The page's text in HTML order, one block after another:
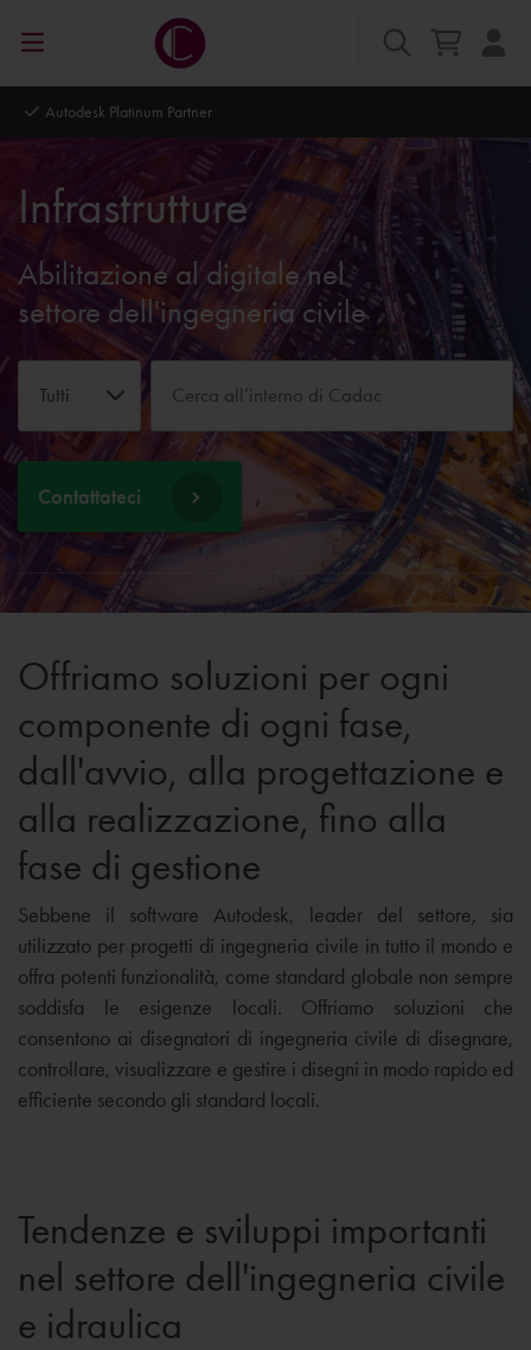
Autodesk Platinum Partner
Infrastrutture
Abilitazione al digitale nel
settore dell'ingegneria civile
Tutti
Contattateci
Offriamo soluzioni per ogni
componente di ogni fase,
dall'avvio, alla progettazione e
alla realizzazione, fino alla
fase di gestione
Sebbene il software Autodesk, leader del settore, sia
utilizzato per progetti di ingegneria civile in tutto il mondo e
offra potenti funzionalità, come standard globale non sempre
soddisfa le esigenze locali. Offriamo soluzioni che
consentono ai disegnatori di ingegneria civile di disegnare,
controllare, visualizzare e gestire i disegni in modo rapido ed
efficiente secondo gli standard locali.
Tendenze e sviluppi importanti
nel settore dell'ingegneria civile
e idraulica